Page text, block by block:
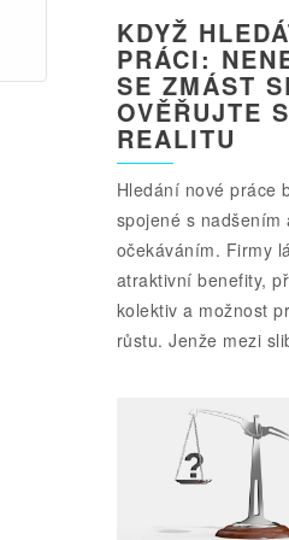
KDYŽ
PRÁCI:
SE ZMÁST
OVĚŘUJTE
REALITU
Hledání nové práce
spojené s nadšením
očekáváním. Firmy
atraktivní benefity,
kolektiv a možnost
růstu. Jenže mezi